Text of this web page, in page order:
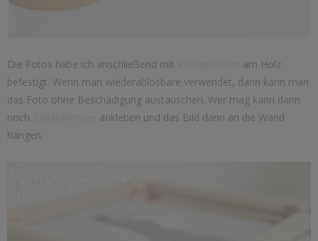
Die Fotos habe ich anschließend mit
am Holz
befestigt. Wenn man wiederablösbare verwendet, dann kann man
das Foto ohne Beschädigung austauschen. Wer mag kann dann
noch
ankleben und das Bild dann an die Wand
hängen.